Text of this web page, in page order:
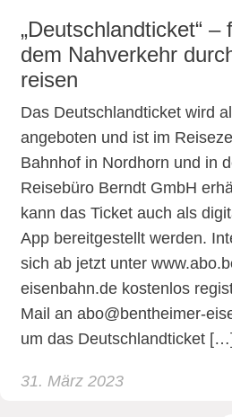
„Deutschlandticket“ –
dem Nahverkehr
reisen
Das Deutschlandticket wird
angeboten und ist im
Bahnhof in Nordhorn und in
Reisebüro Berndt GmbH
kann das Ticket auch als
App bereitgestellt werden.
sich ab jetzt unter
eisenbahn.de kostenlos
Mail an abo@bentheimer-
um das Deutschlandticket
31. März 2023